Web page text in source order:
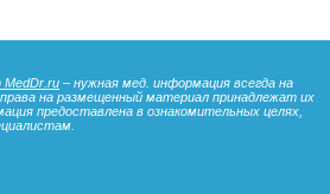
MedDr.ru – нужная мед. информация всегда на
права на размещенный материал принадлежат их
предоставлена в ознакомительных целях,